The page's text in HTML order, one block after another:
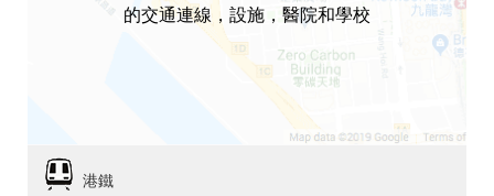
的交通連線，設施，醫院和學校
港鐵